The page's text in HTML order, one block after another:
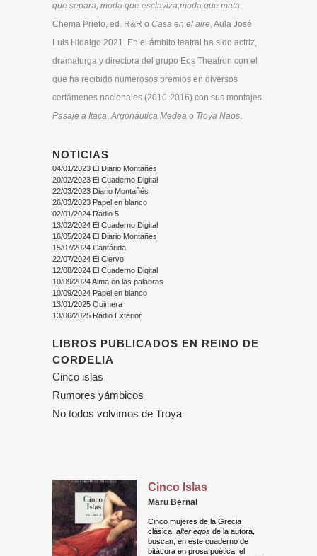
que separa, moda que esclaviza,moda que mata,
Chema Prieto, ed. R&R o Casa en el aire, Aula José
Luis Hidalgo 2021. En el ámbito teatral ha sido actriz,
dramaturga y directora del grupo Eos Theatron con el
que ha recibido numerosos premios en diversos
certámenes nacionales (2010-2016) con sus montajes
Pasaje a Itaca,Argonáutica Medea o Troya Naos.
NOTICIAS
04/01/2023 El Diario Montañés
20/02/2023 El Cuaderno Digital
22/03/2023 Diario Montañés
26/03/2023 Papel en blanco
02/01/2024 Radio 5
13/02/2024 El Cuaderno Digital
16/05/2024 El Diario Montañés
15/07/2024 Cantárida
22/07/2024 El Ciervo
12/08/2024 El Cuaderno Digital
10/09/2024 Alma en las palabras
10/09/2024 Papel en blanco
13/01/2025 Quimera
13/06/2025 Radio Exterior
LIBROS PUBLICADOS EN REINO DE
CORDELIA
Cinco islas
Rumores yámbicos
No todos volvimos de Troya
Cinco Islas
Maru Bernal
Cinco mujeres de la Grecia
clásica, alter egos de la autora,
buscan, en este cuaderno de
bitácora en prosa poética, el